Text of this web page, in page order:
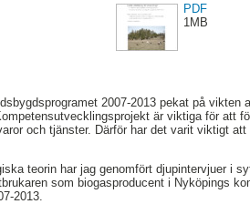
PDF
1MB
2007-2013 pekat på
är viktiga för att
och tjänster. Därför har det varit viktigt
teorin har jag genomfört djupintervjuer i
som biogasproducent i Nyköpings
2013.